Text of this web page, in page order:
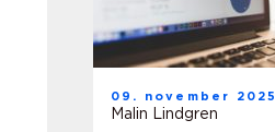
09. november 2025
Malin Lindgren